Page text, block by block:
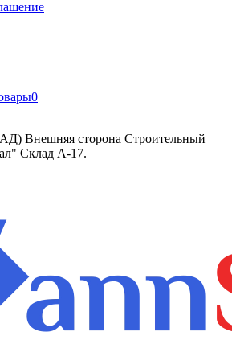
0
Внешняя сторона Строительный
Склад А-17.